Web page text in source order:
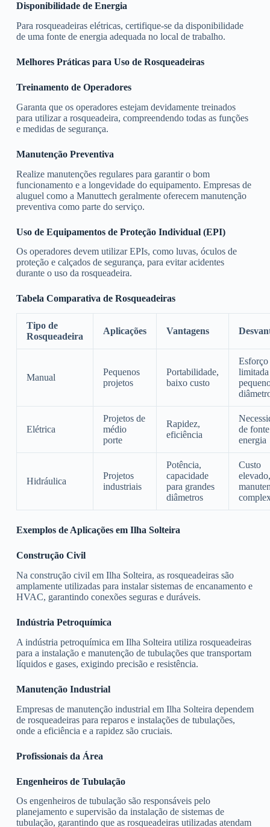
Disponibilidade de Energia
Para rosqueadeiras elétricas, certifique-se da disponibilidade
de uma fonte de energia adequada no local de trabalho.
Melhores Práticas para Uso de Rosqueadeiras
Treinamento de Operadores
Garanta que os operadores estejam devidamente treinados
para utilizar a rosqueadeira, compreendendo todas as funções
e medidas de segurança.
Manutenção Preventiva
Realize manutenções regulares para garantir o bom
funcionamento e a longevidade do equipamento. Empresas de
aluguel como a Manuttech geralmente oferecem manutenção
preventiva como parte do serviço.
Uso de Equipamentos de Proteção Individual (EPI)
Os operadores devem utilizar EPIs, como luvas, óculos de
proteção e calçados de segurança, para evitar acidentes
durante o uso da rosqueadeira.
Tabela Comparativa de Rosqueadeiras
Tipo de
Rosqueadeira
Aplicações Vantagens
Manual
Pequenos
projetos
Portabilidade,
baixo custo
limitada
Elétrica
Projetos de
médio
porte
Rapidez,
eficiência
de
energia
Hidráulica
Projetos
industriais
Potência,
capacidade
para grandes
diâmetros
Custo
elevado,
Exemplos de Aplicações em Ilha Solteira
Construção Civil
Na construção civil em Ilha Solteira, as rosqueadeiras são
amplamente utilizadas para instalar sistemas de encanamento e
HVAC, garantindo conexões seguras e duráveis.
Indústria Petroquímica
A indústria petroquímica em Ilha Solteira utiliza rosqueadeiras
para a instalação e manutenção de tubulações que transportam
líquidos e gases, exigindo precisão e resistência.
Manutenção Industrial
Empresas de manutenção industrial em Ilha Solteira dependem
de rosqueadeiras para reparos e instalações de tubulações,
onde a eficiência e a rapidez são cruciais.
Profissionais da Área
Engenheiros de Tubulação
Os engenheiros de tubulação são responsáveis pelo
planejamento e supervisão da instalação de sistemas de
tubulação, garantindo que as rosqueadeiras utilizadas atendam